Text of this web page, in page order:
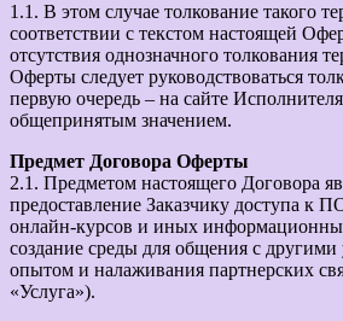
1.1. В этом случае толкование такого
соответствии с текстом настоящей
отсутствия однозначного толкования
Оферты следует руководствоваться
первую очередь – на сайте
общепринятым значением.
Предмет Договора Оферты
2.1. Предметом настоящего Договора
предоставление Заказчику доступа к
онлайн-курсов и иных
создание среды для общения с
опытом и налаживания партнерских
«Услуга»).